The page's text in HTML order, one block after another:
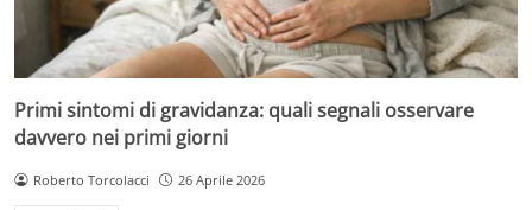
Primi sintomi di gravidanza: quali segnali osservare
davvero nei primi giorni
Roberto Torcolacci 26 Aprile 2026